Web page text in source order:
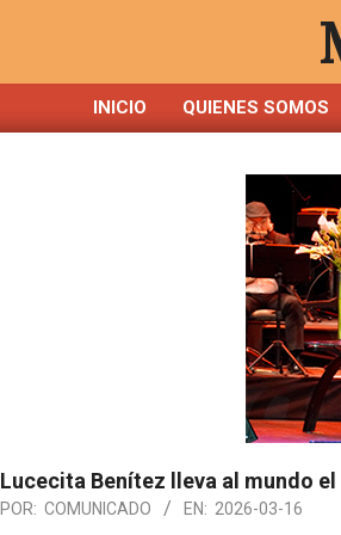
INICIO QUIENES SOMOS
Lucecita Benítez lleva al mundo
POR: COMUNICADO EN: 2026-03-16